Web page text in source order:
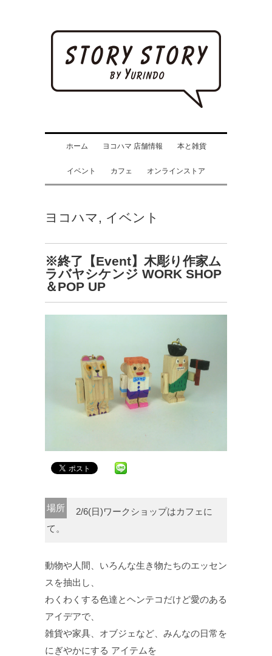
ホーム ヨコハマ 店舗情報 本と雑貨
イベント カフェ オンラインストア
ヨコハマ , イベント
※終了【Event】木彫り作家ム
ラバヤシケンジ WORK SHOP
＆POP UP
場所
2/6(日)ワークショップはカフェに
て。
動物や人間、いろんな生き物たちのエッセン
スを抽出し、
わくわくする色達とヘンテコだけど愛のある
アイデアで、
雑貨や家具、オブジェなど、みんなの日常を
にぎやかにする アイテムを